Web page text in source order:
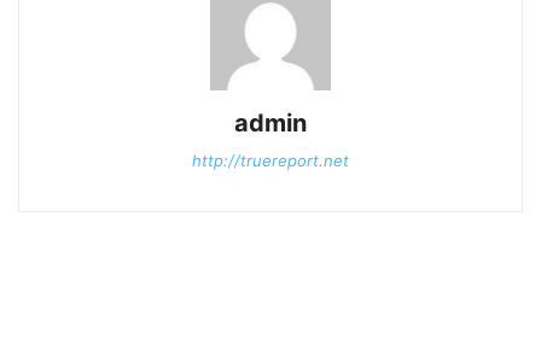
admin
http://truereport.net